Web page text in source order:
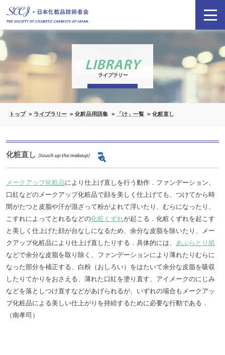
LIBRARY
ライブラリー
トップ ライブラリー 化粧品用語集 「け」一覧 化粧直し
化粧直し [touch up the makeup]
メークアップ化粧品により仕上げ直しを行う動作．ファンデーション、
口紅などのメークアップ化粧品で顔を美しく仕上げても、つけてから時
間がたつと皮脂や汗が混ざって粉がよれて浮いたり、むらになったり、
こすれによってとれるなどの化粧くずれが起こる．化粧くずれを起こす
と美しく仕上げた顔が台なしになるため、余分な皮脂を除いたり、メー
クアップ化粧品により仕上げ直したりする．具体的には、 あぶらとり紙
などで余分な皮脂を取り除く、ファンデーションにより薄れたりむらに
なった部分を補正する、白粉（おしろい）をはたいて余分な皮脂を吸収
したりてかりをおさえる、薄れた口紅を塗り直す、アイメークのにじみ
などを落としつけ直すなどがあげられるが、いずれの場合もメークアッ
プ化粧品による美しい仕上がりを持続するために必要な行動である．
（南孝司）